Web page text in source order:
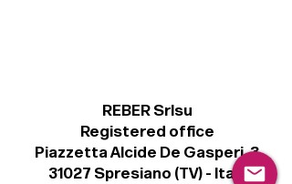
REBER Srlsu
Registered office
Piazzetta Alcide De Gasperi, 3
31027 Spresiano (TV) - Italy